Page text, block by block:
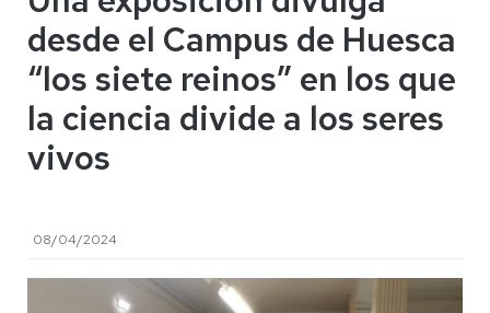
desde el Campus de Huesca
“los siete reinos” en los que
la ciencia divide a los seres
vivos
08/04/2024